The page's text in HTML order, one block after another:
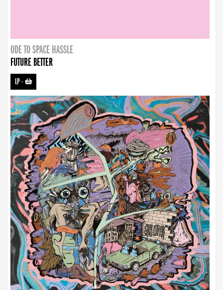
ODE TO SPACE HASSLE
FUTURE BETTER
LP-